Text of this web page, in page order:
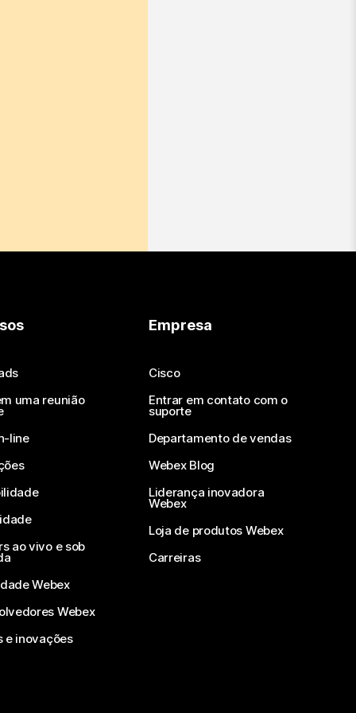
uma reunião
line
ao vivo e sob
Webex
Webex
e inovações
Empresa
Cisco
Entrar em contato com o
suporte
Departamento de vendas
Webex Blog
Liderança inovadora
Webex
Loja de produtos Webex
Carreiras